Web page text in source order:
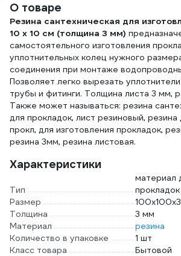
О товаре
Резина сантехническая для
10 х 10 см (толщина 3 мм)
самостоятельного изготовления
уплотнительных колец нужного
соединения при монтаже
Позволяет легко вырезать
трубы и фитинги. Толщина листа 3 мм,
Также может называться: резина
для прокладок, лист резиновый, резина
прокл, для изготовления прокладок,
резина 3мм, резина листовая.
Характеристики
Тип
материал
прокладок
Размер
Толщина
3 мм
Материал
резина
Количество в упаковке
1 шт
Класс товара
Бытовой